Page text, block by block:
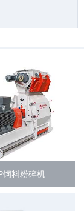
饲料粉碎机